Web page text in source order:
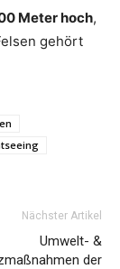
Meter hoch,
gehört
Nächster Artikel
Umwelt- &
der